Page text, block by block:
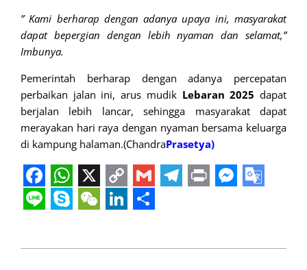
” Kami berharap dengan adanya upaya ini, masyarakat
dapat bepergian dengan lebih nyaman dan selamat,”
Imbunya.
Pemerintah berharap dengan adanya percepatan
perbaikan jalan ini, arus mudik Lebaran 2025 dapat
berjalan lebih lancar, sehingga masyarakat dapat
merayakan hari raya dengan nyaman bersama keluarga
di kampung halaman.(ChandraPrasetya)
Facebook
WhatsApp
X Copy
Link
Gmail